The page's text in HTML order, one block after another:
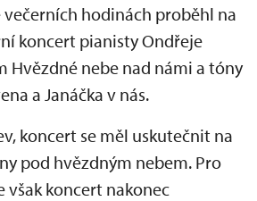
večerních hodinách proběhl na
koncert pianisty Ondřeje
Hvězdné nebe nad námi a tóny
a Janáčka v nás.
koncert se měl uskutečnit na
pod hvězdným nebem. Pro
však koncert nakonec